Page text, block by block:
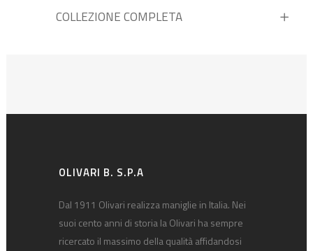
COLLEZIONE COMPLETA
OLIVARI B. S.P.A
Dal 1911 Olivari realizza maniglie in Italia. Nei
suoi cento anni di storia la Olivari ha sempre
ricercato il massimo della qualità affidandosi